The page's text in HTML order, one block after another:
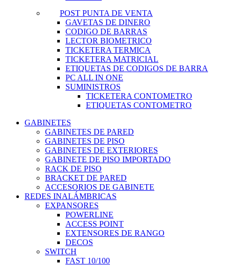
POST PUNTA DE VENTA
GAVETAS DE DINERO
CODIGO DE BARRAS
LECTOR BIOMETRICO
TICKETERA TERMICA
TICKETERA MATRICIAL
ETIQUETAS DE CODIGOS DE BARRA
PC ALL IN ONE
SUMINISTROS
TICKETERA CONTOMETRO
ETIQUETAS CONTOMETRO
GABINETES
GABINETES DE PARED
GABINETES DE PISO
GABINETES DE EXTERIORES
GABINETE DE PISO IMPORTADO
RACK DE PISO
BRACKET DE PARED
ACCESORIOS DE GABINETE
REDES INALÁMBRICAS
EXPANSORES
POWERLINE
ACCESS POINT
EXTENSORES DE RANGO
DECOS
SWITCH
FAST 10/100